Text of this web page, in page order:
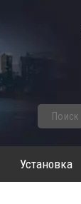
Установка